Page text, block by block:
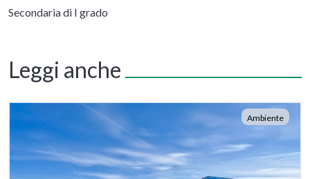
Secondaria di I grado
Leggi anche
Ambiente